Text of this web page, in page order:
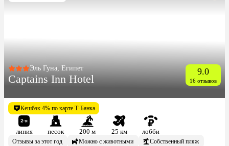
Эль Гуна, Египет
Captains Inn Hotel
9.0
16 отзывов
Кешбэк 4% по карте Т-Банка
линия песок 200 м 25 км
лобби
Отзывы за этот год
Можно с животными Собственный пляж